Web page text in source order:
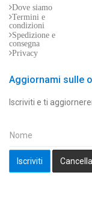
Dove siamo
Termini e
condizioni
Spedizione e
consegna
Privacy
Aggiornami sulle
Iscriviti e ti